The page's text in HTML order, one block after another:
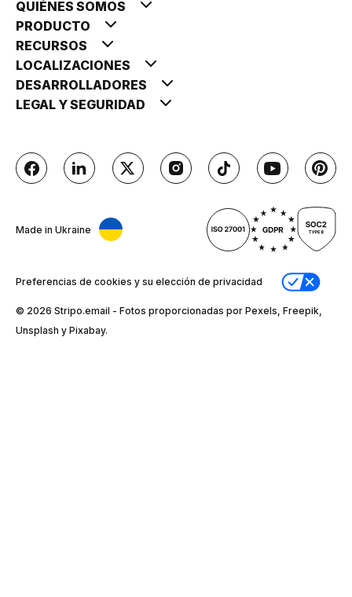
QUIÉNES SOMOS
PRODUCTO
RECURSOS
LOCALIZACIONES
DESARROLLADORES
LEGAL Y SEGURIDAD
Made in Ukraine
Preferencias de cookies y su elección de privacidad
© 2026 Stripо.email - Fotos proporcionadas por Pexels, Freepik,
Unsplash y Pixabay.